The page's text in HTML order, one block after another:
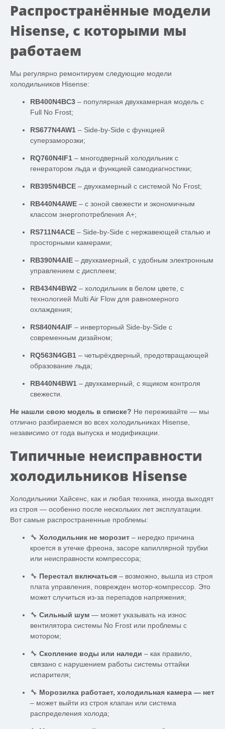
Распространённые модели
Hisense, с которыми мы
работаем
Мы регулярно ремонтируем следующие модели
холодильников Hisense:
RB400N4BC3 – популярная двухкамерная модель с
Full No Frost;
RS677N4AW1 – Side-by-Side с функцией
суперзаморозки;
RQ760N4IF1 – многодверный холодильник с
генератором льда и функцией самодиагностики;
RB395N4BCE – двухкамерный с системой No Frost;
RB440N4AWE – с зоной свежести и экономичным
классом энергопотребления A+;
RS711N4ACE – Side-by-Side с нержавеющей сталью и
просторными камерами;
RB390N4AIE – двухкамерный, с удобным электронным
управлением с дисплеем;
RB434N4BW2 – холодильник в белом цвете, с
технологией Multi Air Flow для равномерного
охлаждения;
RS840N4AIF – инверторный Side-by-Side с
современным дизайном;
RQ563N4GB1 – четырёхдверный, предотвращающей
образование льда;
RB440N4BW1 – двухкамерный, с ящиком контроля
свежести.
Не нашли свою модель в списке? Не переживайте — мы
отлично разбираемся во всех холодильниках Hisense,
независимо от года выпуска и модификации.
Типичные неисправности
холодильников Hisense
Холодильники Хайсенс, как и любая техника, иногда выходят
из строя — особенно после нескольких лет эксплуатации.
Вот самые распространенные проблемы:
🔧 Холодильник не морозит – нередко причина
кроется в утечке фреона, засоре капиллярной трубки
или неисправности компрессора;
🔧 Перестал включаться – возможно, вышла из строя
плата управления, поврежден мотор-компрессор. Это
может случиться из-за перепадов напряжения;
🔧 Сильный шум — может указывать на износ
вентилятора системы No Frost или проблемы с
мотором;
🔧 Скопление воды или наледи – как правило,
связано с нарушением работы системы оттайки
испарителя;
🔧 Морозилка работает, холодильная камера — нет
– может выйти из строя клапан или система
распределения холода;